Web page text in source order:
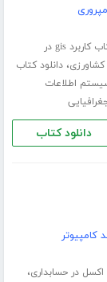
کتاب کاربرد gis در
کشاورزی،دانلود کتاب
اطلاعات
دانلود کتاب
کامپیوتر
اکسل در حسابداری،